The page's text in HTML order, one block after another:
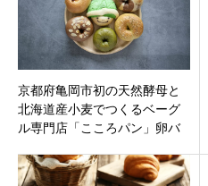
京都府亀岡市初の天然酵母と
北海道産小麦でつくるベーグ
ル専門店「こころパン」卵バ
ベーグル10月22日オープン